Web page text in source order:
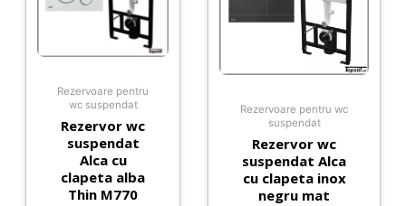
Rezervoare pentru
wc suspendat
Rezervor wc
suspendat
Alca cu
clapeta alba
Thin M770
Rezervoare pentru wc
suspendat
Rezervor wc
suspendat Alca
cu clapeta inox
negru mat